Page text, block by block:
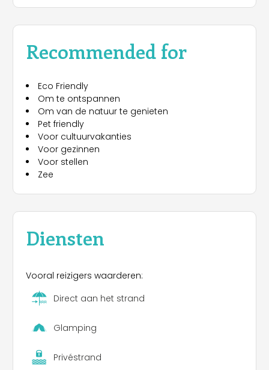
rijtjeshuizen, voorzien van elk comfort, zijn slechts
enkele van de ingrediënten die ons in staat stellen
bieden. Ook de meest veeleisende klant die zich
eens goed wilt laten verwennen, kan bij ons
Recommended for
Eco Friendly
Om te ontspannen
Om van de natuur te genieten
Pet friendly
Voor cultuurvakanties
Voor gezinnen
Voor stellen
Zee
Diensten
Vooral reizigers waarderen:
Direct aan het strand
Glamping
Privéstrand